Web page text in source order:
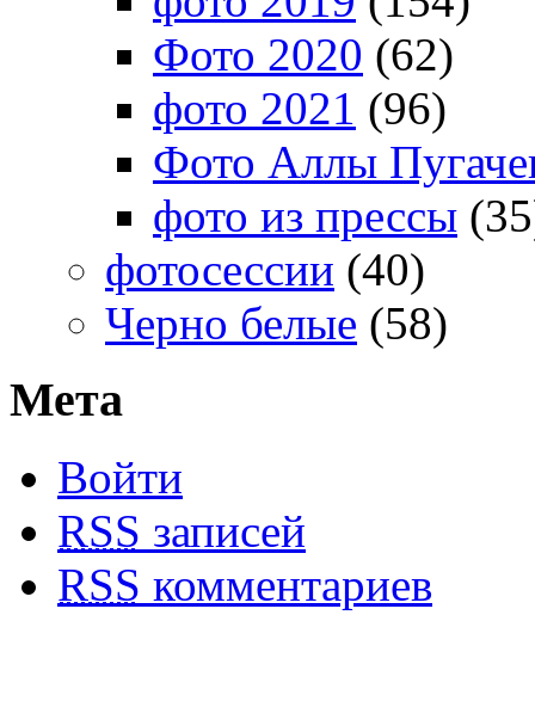
Фото 2020 (62)
фото 2021 (96)
Фото Аллы
фото из прессы
фотосессии (40)
Черно белые (58)
Мета
Войти
RSS записей
RSS комментариев